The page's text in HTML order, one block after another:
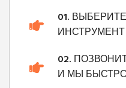
01.
ИНСТРУМЕНТ
02.
И МЫ